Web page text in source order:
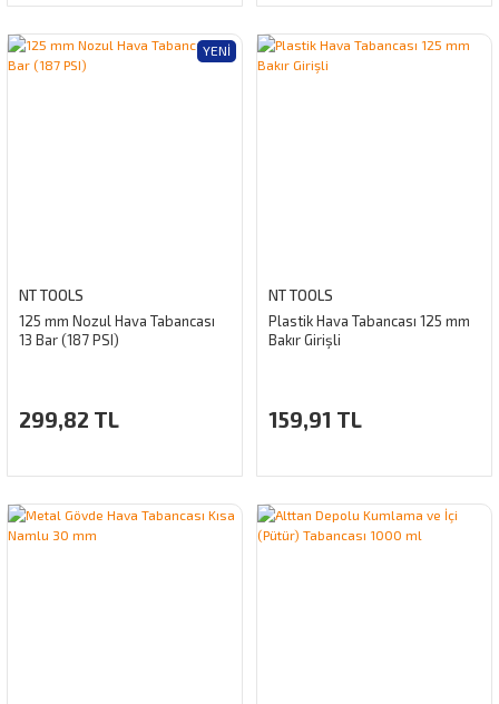
YENI
NT TOOLS
125 mm Nozul Hava Tabancası
13 Bar (187 PSI)
299,82 TL
NT TOOLS
Plastik Hava Tabancası 125 mm
Bakır Girişli
159,91 TL